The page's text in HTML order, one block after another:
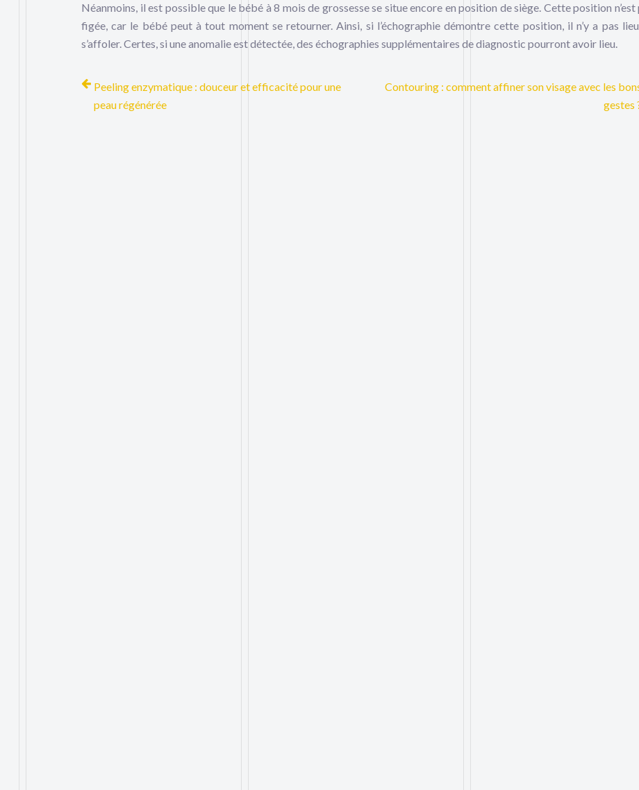
Néanmoins, il est possible que le bébé à 8 mois de grossesse se situe encore en position de siège. Cette position n’est
figée, car le bébé peut à tout moment se retourner. Ainsi, si l’échographie démontre cette position, il n’y a pas
s’affoler. Certes, si une anomalie est détectée, des échographies supplémentaires de diagnostic pourront avoir lieu.
Peeling enzymatique : douceur et efficacité pour une
peau régénérée
Contouring : comment affiner son visage avec les
gestes